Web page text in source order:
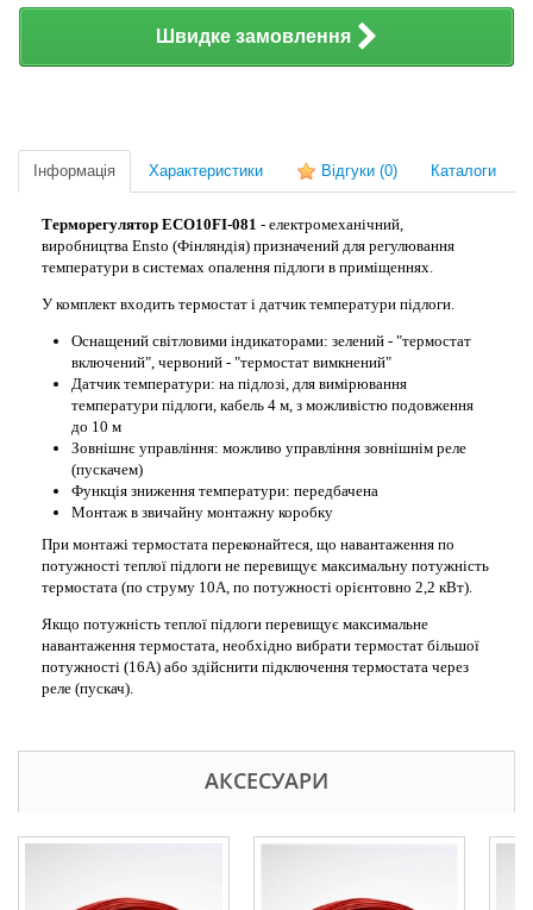
Швидке замовлення
Інформація Характеристики Відгуки (0) Каталоги
Терморегулятор ECO10FI-081 - електромеханічний,
виробництва Ensto (Фінляндія) призначений для регулювання
температури в системах опалення підлоги в приміщеннях.
У комплект входить термостат і датчик температури підлоги.
Оснащений світловими індикаторами: зелений - "термостат
включений", червоний - "термостат вимкнений"
Датчик температури: на підлозі, для вимірювання
температури підлоги, кабель 4 м, з можливістю подовження
до 10 м
Зовнішнє управління: можливо управління зовнішнім реле
(пускачем)
Функція зниження температури: передбачена
Монтаж в звичайну монтажну коробку
При монтажі термостата переконайтеся, що навантаження по
потужності теплої підлоги не перевищує максимальну потужність
термостата (по струму 10А, по потужності орієнтовно 2,2 кВт).
Якщо потужність теплої підлоги перевищує максимальне
навантаження термостата, необхідно вибрати термостат більшої
потужності (16А) або здійснити підключення термостата через
реле (пускач).
АКСЕСУАРИ